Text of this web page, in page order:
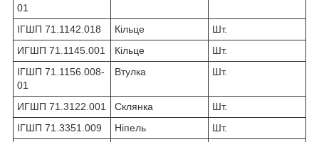
01
ІГШП 71.1142.018 Кільце
Шт.
ИГШП 71.1145.001
Кільце
Шт.
ІГШП 71.1156.008-
01
Втулка Шт.
ИГШП 71.3122.001 Склянка
Шт.
ІГШП 71.3351.009
Ніпель
Шт.